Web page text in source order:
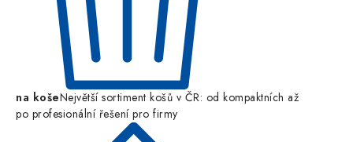
na košeNejvětší sortiment košů v ČR: od kompaktních až
po profesionální řešení pro firmy